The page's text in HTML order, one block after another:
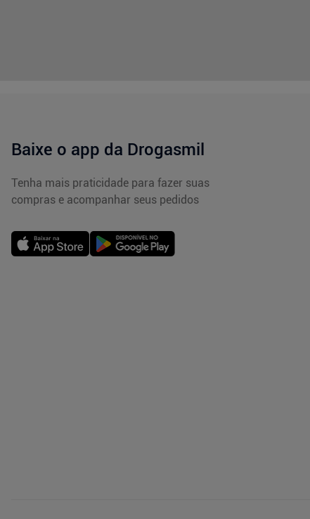
Baixe o app da Drogasmil
Tenha mais praticidade para fazer suas
compras e acompanhar seus pedidos